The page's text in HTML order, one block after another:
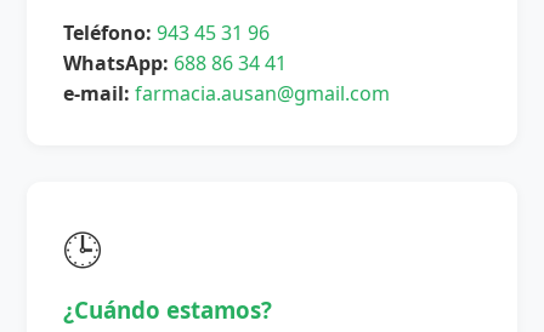
Teléfono: 943 45 31 96
WhatsApp: 688 86 34 41
e-mail: farmacia.ausan@gmail.com
🕒
¿Cuándo estamos?